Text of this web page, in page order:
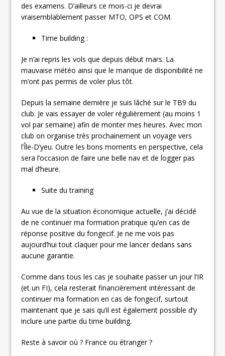
des examens. D’ailleurs ce mois-ci je devrai
vraisemblablement passer MTO, OPS et COM.
Time building :
Je n’ai repris les vols que depuis début mars. La
mauvaise météo ainsi que le manque de disponibilité ne
m’ont pas permis de voler plus tôt.
Depuis la semaine dernière je suis lâché sur le TB9 du
club. Je vais essayer de voler régulièrement (au moins 1
vol par semaine) afin de monter mes heures. Avec mon
club on organise très prochainement un voyage vers
l’Île-D’yeu. Outre les bons moments en perspective, cela
sera l’occasion de faire une belle nav et de logger pas
mal d’heure.
Suite du training
Au vue de la situation économique actuelle, j’ai décidé
de ne continuer ma formation pratique qu’en cas de
réponse positive du fongecif. Je ne me vois pas
aujourd’hui tout claquer pour me lancer dedans sans
aucune garantie.
Comme dans tous les cas je souhaite passer un jour l’IR
(et un FI), cela resterait financièrement intéressant de
continuer ma formation en cas de fongecif, surtout
maintenant que je sais qu’il est également possible d’y
inclure une partie du time building.
Reste à savoir où ? France ou étranger ?